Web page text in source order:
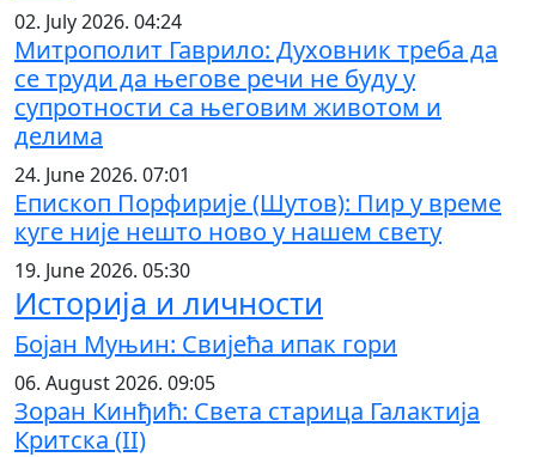
02. July 2026. 04:24
Митрополит Гаврило: Духовник треба да
се труди да његове речи не буду у
супротности са његовим животом и
делима
24. June 2026. 07:01
Епископ Порфирије (Шутов): Пир у време
куге није нешто ново у нашем свету
19. June 2026. 05:30
Историја и личности
Бојан Муњин: Свијећа ипак гори
06. August 2026. 09:05
Зоран Кинђић: Света старица Галактија
Критска (II)